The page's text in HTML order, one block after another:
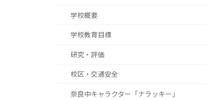
学校概要
学校教育目標
研究・評価
校区・交通安全
奈良中キャラクター「ナラッキー」